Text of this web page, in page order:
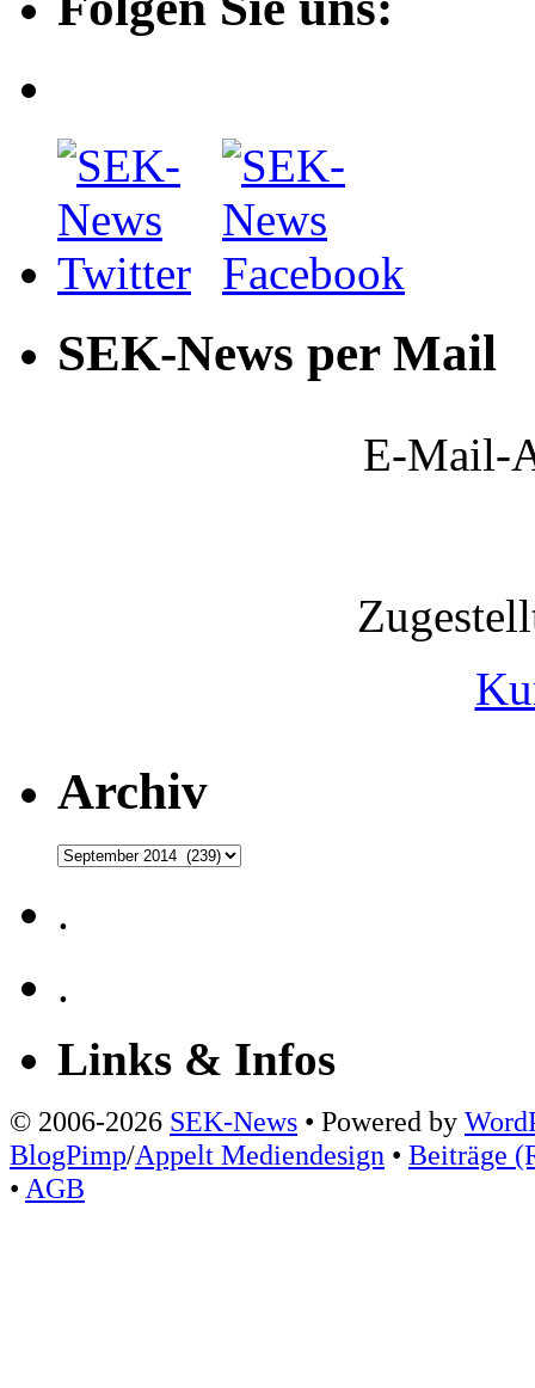
SEK-News per Mail
E-Mail-
Archiv
Archiv
.
.
Links & Infos
© 2006-2026 SEK-News • Powered by
BlogPimp/Appelt Mediendesign • Beiträge
• AGB